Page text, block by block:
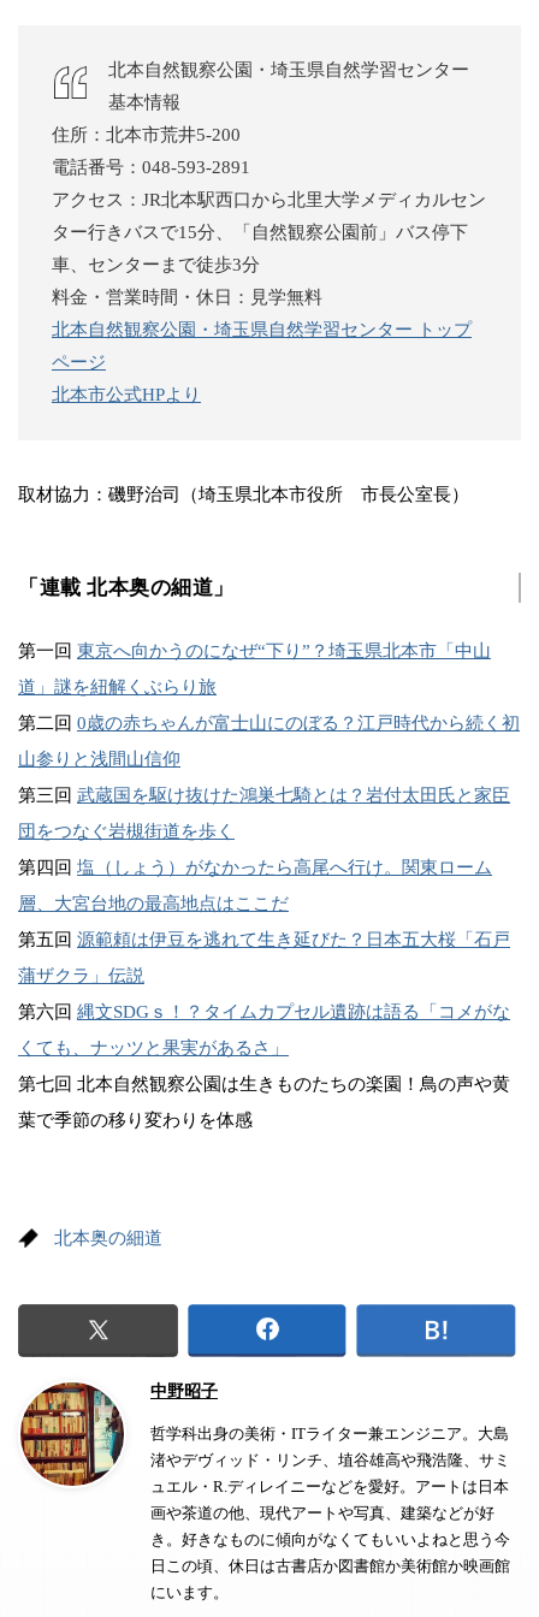
北本自然観察公園・埼玉県自然学習センター
基本情報
住所：北本市荒井5-200
電話番号：048-593-2891
アクセス：JR北本駅西口から北里大学メディカルセン
ター行きバスで15分、「自然観察公園前」バス停下
車、センターまで徒歩3分
料金・営業時間・休日：見学無料
北本自然観察公園・埼玉県自然学習センター トップ
ページ
北本市公式HPより
取材協力：磯野治司（埼玉県北本市役所 市長公室長）
「連載 北本奥の細道」
第一回 東京へ向かうのになぜ“下り”？埼玉県北本市「中山
道」謎を紐解くぶらり旅
第二回 0歳の赤ちゃんが富士山にのぼる？江戸時代から続く初
山参りと浅間山信仰
第三回 武蔵国を駆け抜けた鴻巣七騎とは？岩付太田氏と家臣
団をつなぐ岩槻街道を歩く
第四回 塩（しょう）がなかったら高尾へ行け。関東ローム
層、大宮台地の最高地点はここだ
第五回 源範頼は伊豆を逃れて生き延びた？日本五大桜「石戸
蒲ザクラ」伝説
第六回 縄文SDGｓ！？タイムカプセル遺跡は語る「コメがな
くても、ナッツと果実があるさ」
第七回 北本自然観察公園は生きものたちの楽園！鳥の声や黄
葉で季節の移り変わりを体感
北本奥の細道
中野昭子
哲学科出身の美術・ITライター兼エンジニア。大島
渚やデヴィッド・リンチ、埴谷雄高や飛浩隆、サミ
ュエル・R.ディレイニーなどを愛好。アートは日本
画や茶道の他、現代アートや写真、建築などが好
き。好きなものに傾向がなくてもいいよねと思う今
日この頃、休日は古書店か図書館か美術館か映画館
にいます。